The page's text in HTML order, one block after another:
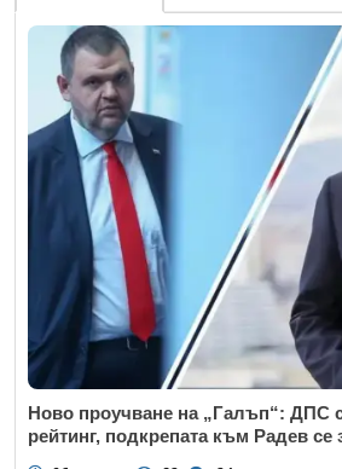
Ново проучване на „Галъп“: ДПС
рейтинг, подкрепата към Радев се